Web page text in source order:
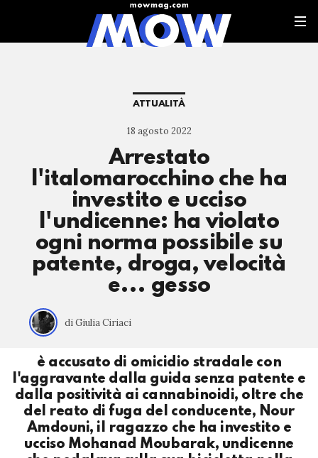
ATTUALITÀ
18 agosto 2022
Arrestato
l'italomarocchino che ha
investito e ucciso
l'undicenne: ha violato
ogni norma possibile su
patente, droga, velocità
e... gesso
di Giulia Ciriaci
è accusato di omicidio stradale con
l'aggravante dalla guida senza patente e
dalla positività ai cannabinoidi, oltre che
del reato di fuga del conducente, Nour
Amdouni, il ragazzo che ha investito e
ucciso Mohanad Moubarak, undicenne